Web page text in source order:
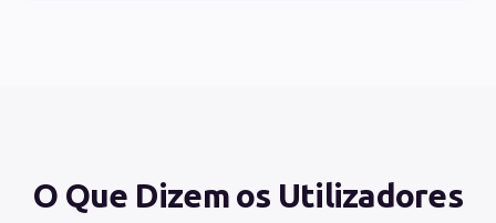
O Que Dizem os Utilizadores